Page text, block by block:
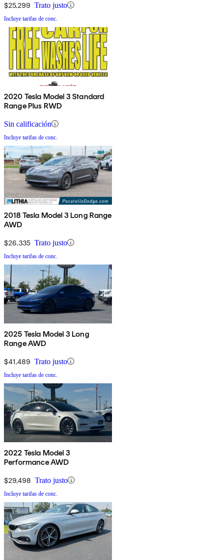
$25,299 Trato justo
Incluye tarifas de conc.
2020 Tesla Model 3 Standard
Range Plus RWD
Sin calificación
Incluye tarifas de conc.
2018 Tesla Model 3 Long Range
AWD
$26,335 Trato justo
Incluye tarifas de conc.
2025 Tesla Model 3 Long
Range AWD
$41,489 Trato justo
Incluye tarifas de conc.
2022 Tesla Model 3
Performance AWD
$29,498 Trato justo
Incluye tarifas de conc.